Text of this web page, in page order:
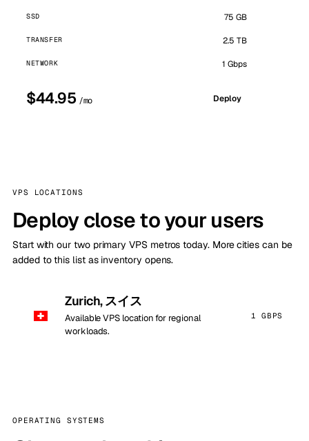
SSD 75 GB
TRANSFER 2.5 TB
NETWORK 1 Gbps
$44.95 /mo Deploy
VPS LOCATIONS
Deploy close to your users
Start with our two primary VPS metros today. More cities can be
added to this list as inventory opens.
Zurich, スイス
Available VPS location for regional
workloads.
1 GBPS
OPERATING SYSTEMS